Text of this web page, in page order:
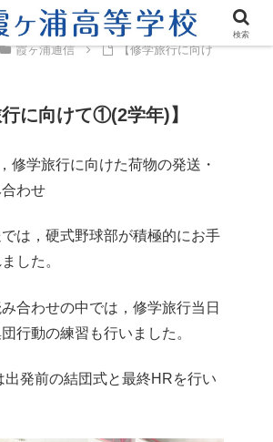
霞ヶ浦通信
【修学旅行に向け
行に向けて①(2学年)】
学旅行に向けた荷物の発送・
わせ
は，硬式野球部が積極的にお手
した。
合わせの中では，修学旅行当日
行動の練習も行いました。
発前の結団式と最終HRを行い
検索